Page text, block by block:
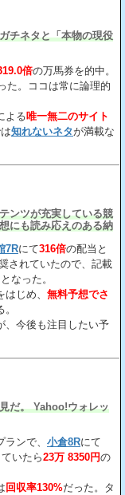
チネタと「本物の現役
倍の万馬券を的中。
た。ココは常に論理的
よる唯一無二のサイト
知れないネタが満載な
ンツが充実している競
にも読み応えのある納
7Rにて316倍の配当と
されていたので、記載
なった。
はじめ、 無料予想でさ
、今後も注目したい予
だ。 Yahoo!ウォレッ
ランで、 小倉8Rにて
いたら23万 8350円の
回収率130%だった。タ